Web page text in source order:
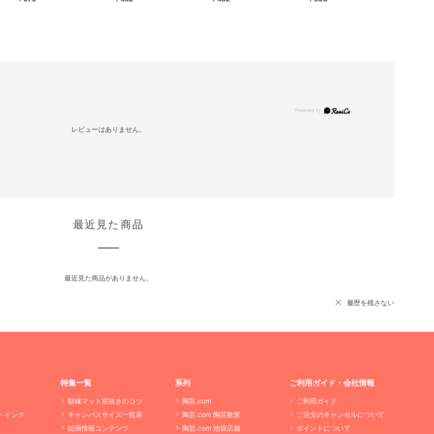
レビューはありません。
最近見た商品
最近見た商品がありません。
履歴を残さない
インク
特集一覧
額縁マット窓抜きのコツ
キャンバスサイズ一覧表
絵画情報コンテンツ
系列
陶芸.com
陶芸.com 陶芸教室
陶芸.com 池袋店舗
ご利用ガイド・会社情報
ご利用ガイド
ご注文のキャンセルについて
ポイントについて